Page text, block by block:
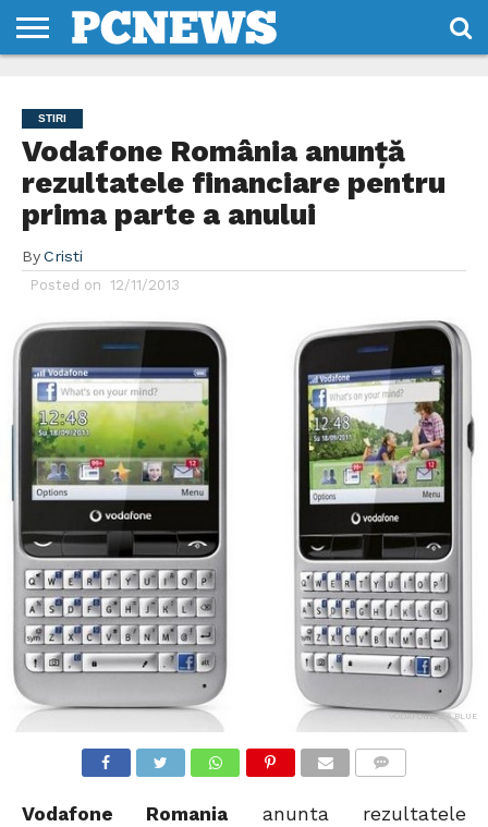
NOI
SI
CONDITII
STIRI
Vodafone România anunță
rezultatele financiare pentru
prima parte a anului
By Cristi
Posted on 12/11/2013
VODAFONE 555 BLUE
Vodafone Romania anunta rezultatele